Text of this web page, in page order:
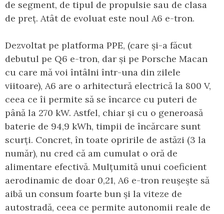
de segment, de tipul de propulsie sau de clasa
de preț. Atât de evoluat este noul A6 e-tron.
Dezvoltat pe platforma PPE, (care și-a făcut
debutul pe Q6 e-tron, dar și pe Porsche Macan
cu care mă voi întâlni într-una din zilele
viitoare), A6 are o arhitectură electrică la 800 V,
ceea ce îi permite să se încarce cu puteri de
până la 270 kW. Astfel, chiar și cu o generoasă
baterie de 94,9 kWh, timpii de încărcare sunt
scurți. Concret, în toate opririle de astăzi (3 la
număr), nu cred că am cumulat o oră de
alimentare efectivă. Mulțumită unui coeficient
aerodinamic de doar 0,21, A6 e-tron reușește să
aibă un consum foarte bun și la viteze de
autostradă, ceea ce permite autonomii reale de